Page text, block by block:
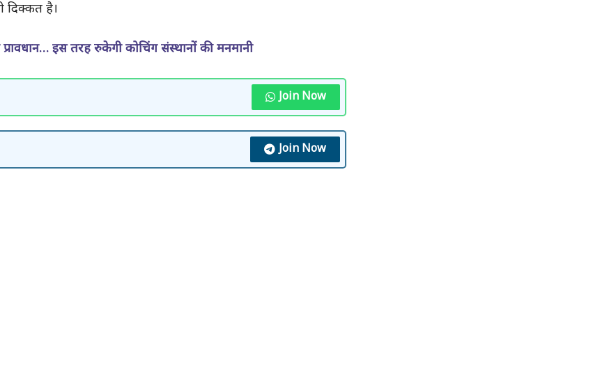
दिक्कत है।
इस तरह रुकेगी कोचिंग संस्थानों की मनमानी
Join Now
Join Now